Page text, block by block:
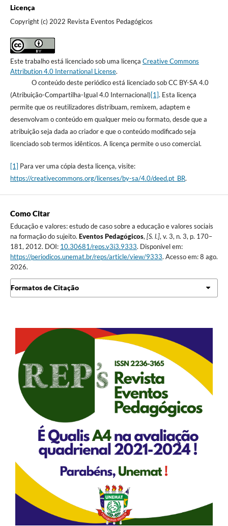
Licença
Copyright (c) 2022 Revista Eventos Pedagógicos
Este trabalho está licenciado sob uma licença Creative Commons
Attribution 4.0 International License.
O conteúdo deste periódico está licenciado sob CC BY-SA 4.0
(Atribuição-Compartilha-Igual 4.0 Internacional)[1]. Esta licença
permite que os reutilizadores distribuam, remixem, adaptem e
desenvolvam o conteúdo em qualquer meio ou formato, desde que a
atribuição seja dada ao criador e que o conteúdo modificado seja
licenciado sob termos idênticos. A licença permite o uso comercial.
[1] Para ver uma cópia desta licença, visite:
https://creativecommons.org/licenses/by-sa/4.0/deed.pt_BR.
Como Citar
Educação e valores: estudo de caso sobre a educação e valores sociais
na formação do sujeito. Eventos Pedagógicos, [S. l.], v. 3, n. 3, p. 170–
181, 2012. DOI: 10.30681/reps.v3i3.9333. Disponível em:
https://periodicos.unemat.br/reps/article/view/9333. Acesso em: 8 ago.
2026.
Formatos de Citação